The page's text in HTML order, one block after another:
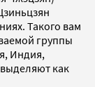
Такого вам
группы
Индия,
как